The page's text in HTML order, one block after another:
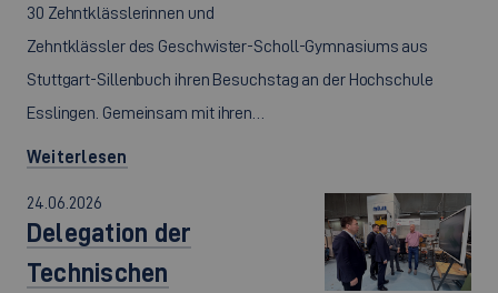
30 Zehntklässlerinnen und
Zehntklässler des Geschwister-Scholl-Gymnasiums aus
Stuttgart-Sillenbuch ihren Besuchstag an der Hochschule
Esslingen. Gemeinsam mit ihren…
Weiterlesen
24.06.2026
Delegation der
Technischen